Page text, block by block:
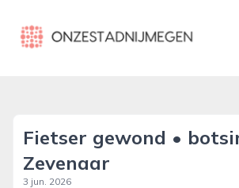
onzestadnijmegen.nl
Fietser gewond •
Zevenaar
3 jun. 2026